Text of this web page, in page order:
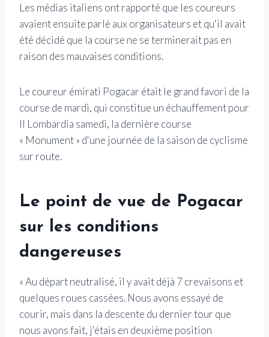
Les médias italiens ont rapporté que les coureurs
avaient ensuite parlé aux organisateurs et qu'il avait
été décidé que la course ne se terminerait pas en
raison des mauvaises conditions.
Le coureur émirati Pogacar était le grand favori de la
course de mardi, qui constitue un échauffement pour
Il Lombardia samedi, la dernière course
« Monument » d'une journée de la saison de cyclisme
sur route.
Le point de vue de Pogacar
sur les conditions
dangereuses
« Au départ neutralisé, il y avait déjà 7 crevaisons et
quelques roues cassées. Nous avons essayé de
courir, mais dans la descente du dernier tour que
nous avons fait, j'étais en deuxième position